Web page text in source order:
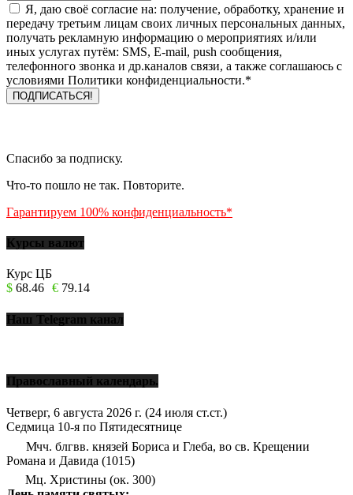
Я, даю своё согласие на: получение, обработку, хранение и
передачу третьим лицам своих личных персональных данных,
получать рекламную информацию о мероприятиях и/или
иных услугах путём: SMS, E-mail, push сообщения,
телефонного звонка и др.каналов связи, а также соглашаюсь с
условиями Политики конфиденциальности.*
Спасибо за подписку.
Что-то пошло не так. Повторите.
Гарантируем 100% конфиденциальность*
Курсы валют
Курс ЦБ
$ 68.46 € 79.14
Наш Telegram канал
Православный календарь.
Четверг, 6 августа 2026 г. (24 июля ст.ст.)
Седмица 10-я по Пятидесятнице
Мчч. блгвв. князей Бориса и Глеба, во св. Крещении
Романа и Давида (1015)
Мц. Христины (ок. 300)